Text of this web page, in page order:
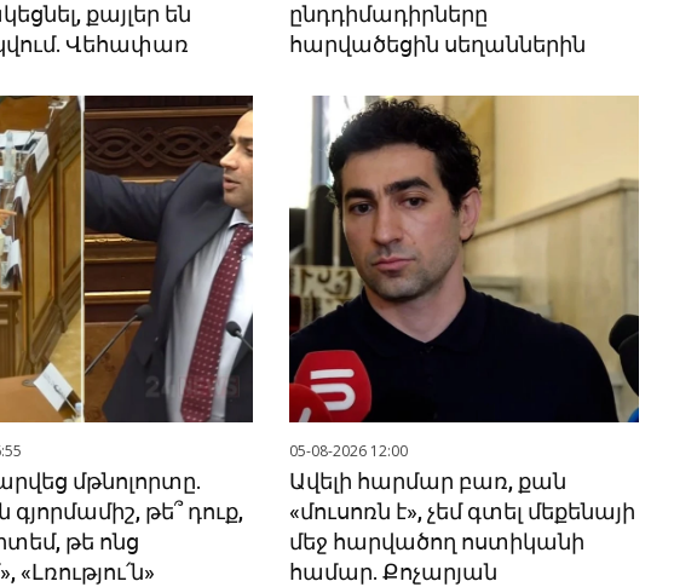
քայլեր են
Վեհափառ
ընդդիմադիրները
հարվածեցին սեղաններին
մթնոլորտը.
գյորմամիշ, թե՞ դուք,
թե ոնց
05-08-2026 12:00
Ավելի հարմար բառ, քան
«մուսոռն է», չեմ գտել մեքենայի
մեջ հարվածող ոստիկանի
համար. Քոչարյան